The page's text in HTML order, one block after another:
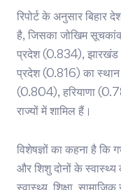
रिपोर्ट के अनुसार
है, जिसका जोखिम
प्रदेश (0.834),
प्रदेश (0.816) का स्थान
(0.804), हरियाणा
राज्यों में शामिल हैं।
विशेषज्ञों का कहना है कि
और शिशु दोनों के स्वास्थ्य